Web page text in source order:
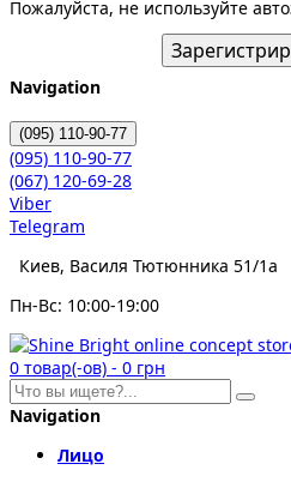
Пожалуйста, не используйте
Navigation
(095) 110-90-77
(095) 110-90-77
(067) 120-69-28
Viber
Telegram
Киев, Василя Тютюнника 51/1а
Пн-Вс: 10:00-19:00
0 товар(-ов) - 0 грн
Navigation
Лицо